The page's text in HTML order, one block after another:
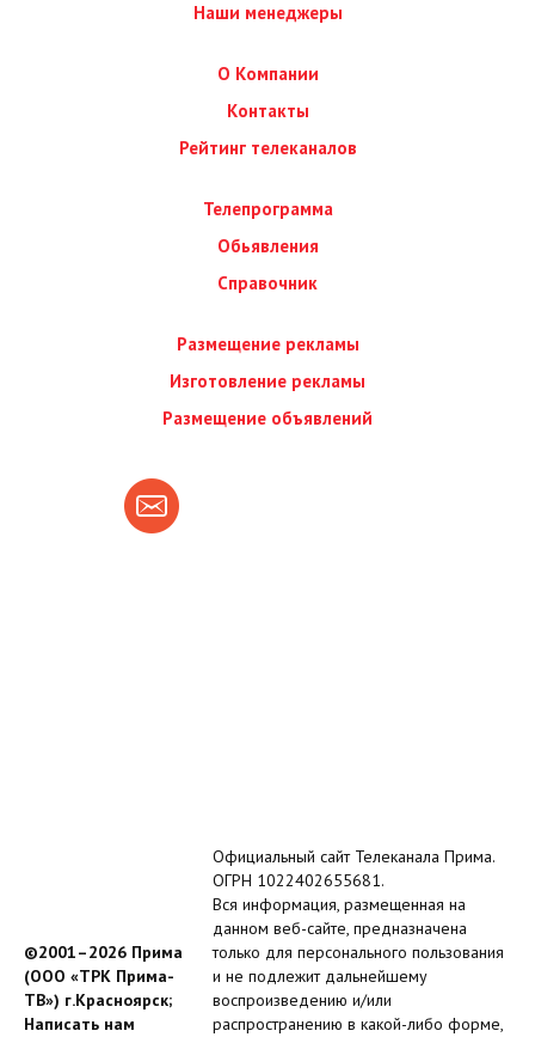
Наши менеджеры
О Компании
Контакты
Рейтинг телеканалов
Телепрограмма
Обьявления
Справочник
Размещение рекламы
Изготовление рекламы
Размещение объявлений
©2001–2026 Прима
(ООО «ТРК Прима-
ТВ») г.Красноярск;
Написать нам
Официальный сайт Телеканала Прима.
ОГРН 1022402655681.
Вся информация, размещенная на
данном веб-сайте, предназначена
только для персонального пользования
и не подлежит дальнейшему
воспроизведению и/или
распространению в какой-либо форме,